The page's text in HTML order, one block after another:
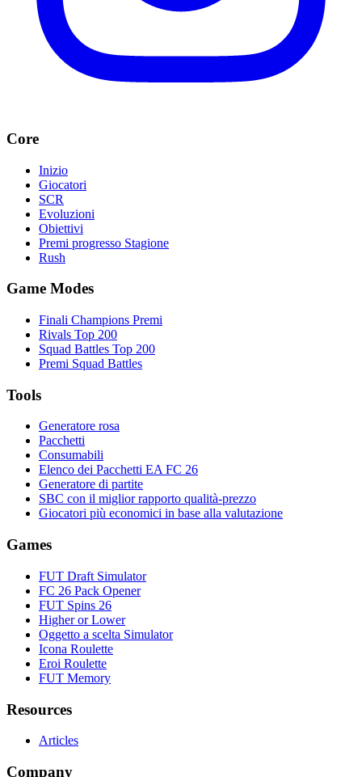
Core
Inizio
Giocatori
SCR
Evoluzioni
Obiettivi
Premi progresso Stagione
Rush
Game Modes
Finali Champions Premi
Rivals Top 200
Squad Battles Top 200
Premi Squad Battles
Tools
Generatore rosa
Pacchetti
Consumabili
Elenco dei Pacchetti EA FC 26
Generatore di partite
SBC con il miglior rapporto qualità-prezzo
Giocatori più economici in base alla valutazione
Games
FUT Draft Simulator
FC 26 Pack Opener
FUT Spins 26
Higher or Lower
Oggetto a scelta Simulator
Icona Roulette
Eroi Roulette
FUT Memory
Resources
Articles
Company